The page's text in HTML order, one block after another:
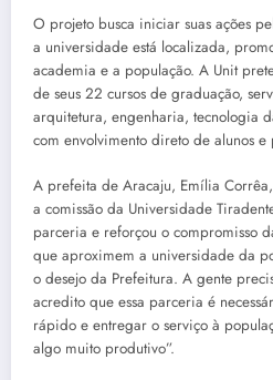
O projeto busca iniciar suas ações
a universidade está localizada,
academia e a população. A Unit
de seus 22 cursos de graduação,
arquitetura, engenharia, tecnologia
com envolvimento direto de alunos e
A prefeita de Aracaju, Emília
a comissão da Universidade
parceria e reforçou o compromisso
que aproximem a universidade da
o desejo da Prefeitura. A gente
acredito que essa parceria é
rápido e entregar o serviço à
algo muito produtivo”.